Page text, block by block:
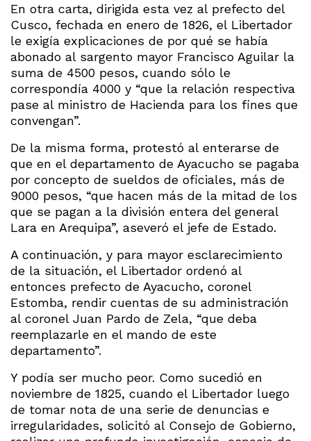
En otra carta, dirigida esta vez al prefecto del
Cusco, fechada en enero de 1826, el Libertador
le exigía explicaciones de por qué se había
abonado al sargento mayor Francisco Aguilar la
suma de 4500 pesos, cuando sólo le
correspondía 4000 y “que la relación respectiva
pase al ministro de Hacienda para los fines que
convengan”.
De la misma forma, protestó al enterarse de
que en el departamento de Ayacucho se pagaba
por concepto de sueldos de oficiales, más de
9000 pesos, “que hacen más de la mitad de los
que se pagan a la división entera del general
Lara en Arequipa”, aseveró el jefe de Estado.
A continuación, y para mayor esclarecimiento
de la situación, el Libertador ordenó al
entonces prefecto de Ayacucho, coronel
Estomba, rendir cuentas de su administración
al coronel Juan Pardo de Zela, “que deba
reemplazarle en el mando de este
departamento”.
Y podía ser mucho peor. Como sucedió en
noviembre de 1825, cuando el Libertador luego
de tomar nota de una serie de denuncias e
irregularidades, solicitó al Consejo de Gobierno,